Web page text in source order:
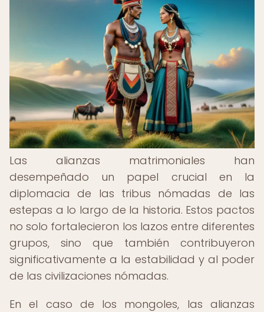
Las alianzas matrimoniales han
desempeñado un papel crucial en la
diplomacia de las tribus nómadas de las
estepas a lo largo de la historia. Estos pactos
no solo fortalecieron los lazos entre diferentes
grupos, sino que también contribuyeron
significativamente a la estabilidad y al poder
de las civilizaciones nómadas.
En el caso de los mongoles, las alianzas